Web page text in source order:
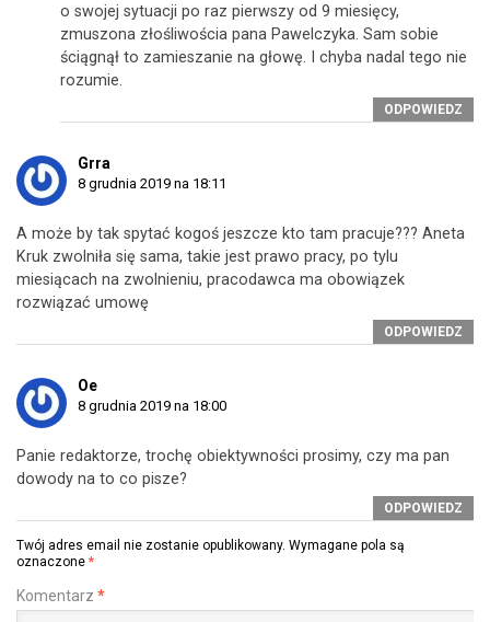
o swojej sytuacji po raz pierwszy od 9 miesięcy,
zmuszona złośliwościa pana Pawelczyka. Sam sobie
ściągnął to zamieszanie na głowę. I chyba nadal tego nie
rozumie.
ODPOWIEDZ
Grra
8 grudnia 2019 na 18:11
A może by tak spytać kogoś jeszcze kto tam pracuje??? Aneta
Kruk zwolniła się sama, takie jest prawo pracy, po tylu
miesiącach na zwolnieniu, pracodawca ma obowiązek
rozwiązać umowę
ODPOWIEDZ
Oe
8 grudnia 2019 na 18:00
Panie redaktorze, trochę obiektywności prosimy, czy ma pan
dowody na to co pisze?
ODPOWIEDZ
Twój adres email nie zostanie opublikowany. Wymagane pola są
oznaczone *
Komentarz *